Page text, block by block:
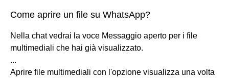
Come aprire un file su WhatsApp?
Nella chat vedrai la voce Messaggio aperto per i file
multimediali che hai già visualizzato.
...
Aprire file multimediali con l'opzione visualizza una volta